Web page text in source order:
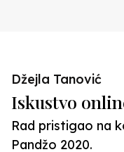
Džejla Tanović
Iskustvo
Rad pristigao na
Pandžo 2020.